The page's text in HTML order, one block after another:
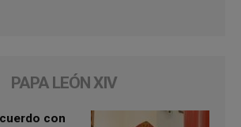
PAPA LEÓN XIV
con